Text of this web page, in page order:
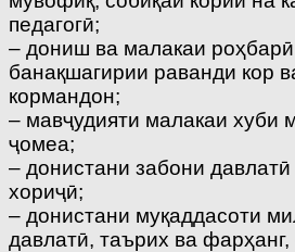
педагогӣ;
– дониш ва малакаи
банақшагирии раванди кор
кормандон;
– мавҷудияти малакаи хуби
ҷомеа;
– донистани забони давлатӣ
хориҷӣ;
– донистани муқаддасоти
давлатӣ, таърих ва